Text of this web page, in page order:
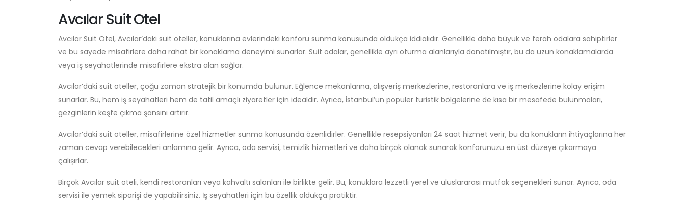
Suit
için
Avcılar Suit Otel
Avcılar Suit Otel, Avcılar’daki suit oteller, konuklarına evlerindeki konforu sunma konusunda oldukça iddialıdır. Genellikle daha büyük ve ferah odalara sahiptirler
ve bu sayede misafirlere daha rahat bir konaklama deneyimi sunarlar. Suit odalar, genellikle ayrı oturma alanlarıyla donatılmıştır, bu da uzun konaklamalarda
veya iş seyahatlerinde misafirlere ekstra alan sağlar.
Avcılar’daki suit oteller, çoğu zaman stratejik bir konumda bulunur. Eğlence mekanlarına, alışveriş merkezlerine, restoranlara ve iş merkezlerine kolay erişim
sunarlar. Bu, hem iş seyahatleri hem de tatil amaçlı ziyaretler için idealdir. Ayrıca, İstanbul’un popüler turistik bölgelerine de kısa bir mesafede bulunmaları,
gezginlerin keşfe çıkma şansını artırır.
Avcılar’daki suit oteller, misafirlerine özel hizmetler sunma konusunda özenlidirler. Genellikle resepsiyonları 24 saat hizmet verir, bu da konukların ihtiyaçlarına her
zaman cevap verebilecekleri anlamına gelir. Ayrıca, oda servisi, temizlik hizmetleri ve daha birçok olanak sunarak konforunuzu en üst düzeye çıkarmaya
çalışırlar.
Birçok Avcılar suit oteli, kendi restoranları veya kahvaltı salonları ile birlikte gelir. Bu, konuklara lezzetli yerel ve uluslararası mutfak seçenekleri sunar. Ayrıca, oda
servisi ile yemek siparişi de yapabilirsiniz. İş seyahatleri için bu özellik oldukça pratiktir.